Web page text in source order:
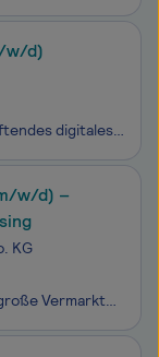
w/d)
Gestalten und steuern Sie sinnstiftendes digitales Marketing mit echtem Impact für unsere Wundauflagen und digitalen Produkte in Dortmund!Um einen Beitrag zu leisten, Wunden bezahlbar zu heilen, entwickeln und vermarkten wir bei Dr. Ausbüttel GmbH & Co. KG in Dortmund Produkte und Services zur W
w/d) –
KG
Die media group westfalen ist die große Vermarktungsallianz der vier Medienhäuser im Herzen Westfalens: Lensing Media, Medienhaus Bauer, rubens und temmingmedia. Das digitale Portfolio umfasst neben den wachstumsstarken Tageszeitungsportalen und E-Paper auch das Reichweitenportal RUHR24 inklusive de